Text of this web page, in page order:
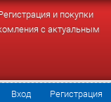
и покупки
с актуальным
Вход Регистрация